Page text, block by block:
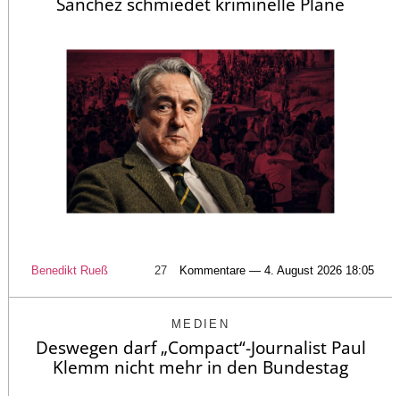
Sánchez schmiedet kriminelle Pläne
Benedikt Rueß 27 Kommentare — 4. August 2026 18:05
MEDIEN
Deswegen darf „Compact“-Journalist Paul
Klemm nicht mehr in den Bundestag